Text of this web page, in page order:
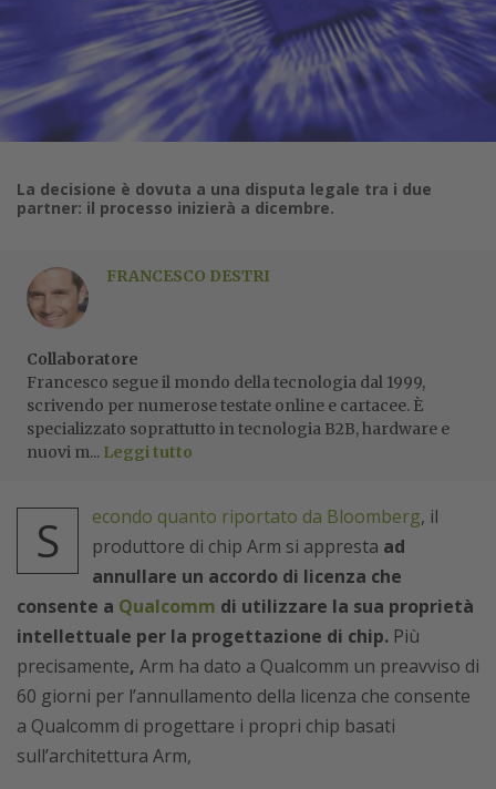
La decisione è dovuta a una disputa legale tra i due
partner: il processo inizierà a dicembre.
FRANCESCO DESTRI
Collaboratore
Francesco segue il mondo della tecnologia dal 1999,
scrivendo per numerose testate online e cartacee. È
specializzato soprattutto in tecnologia B2B, hardware e
nuovi m... Leggi tutto
S econdo quanto riportato da Bloomberg, il
produttore di chip Arm si appresta ad
annullare un accordo di licenza che
consente a Qualcomm di utilizzare la sua proprietà
intellettuale per la progettazione di chip. Più
precisamente, Arm ha dato a Qualcomm un preavviso di
60 giorni per l’annullamento della licenza che consente
a Qualcomm di progettare i propri chip basati
sull’architettura Arm,